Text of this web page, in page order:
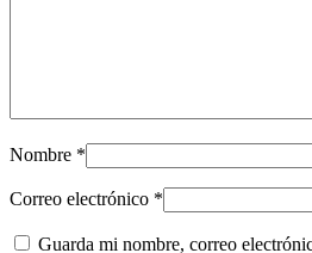
Nombre *
Correo electrónico *
Guarda mi nombre, correo